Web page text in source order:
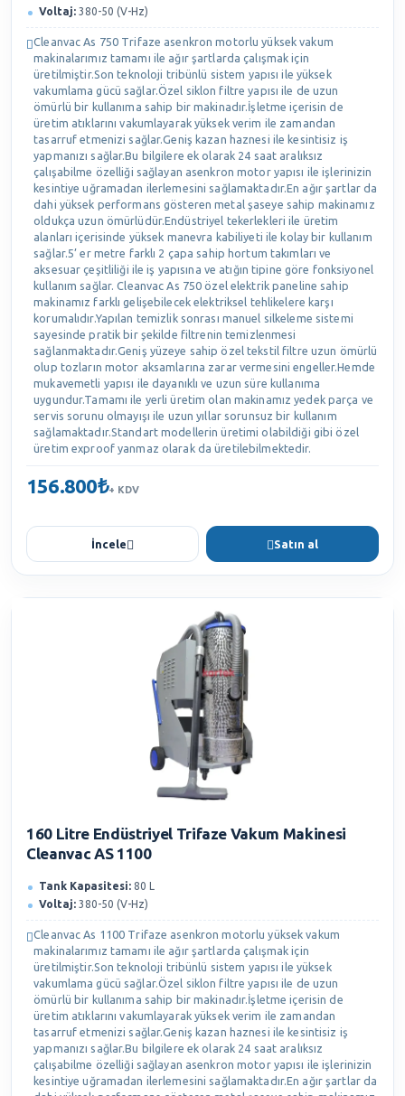
Voltaj: 380-50 (V-Hz)
Cleanvac As 750 Trifaze asenkron motorlu yüksek vakum
makinalarımız tamamı ile ağır şartlarda çalışmak için
üretilmiştir.Son teknoloji tribünlü sistem yapısı ile yüksek
vakumlama gücü sağlar.Özel siklon filtre yapısı ile de uzun
ömürlü bir kullanıma sahip bir makinadır.İşletme içerisin de
üretim atıklarını vakumlayarak yüksek verim ile zamandan
tasarruf etmenizi sağlar.Geniş kazan haznesi ile kesintisiz iş
yapmanızı sağlar.Bu bilgilere ek olarak 24 saat aralıksız
çalışabilme özelliği sağlayan asenkron motor yapısı ile işlerinizin
kesintiye uğramadan ilerlemesini sağlamaktadır.En ağır şartlar da
dahi yüksek performans gösteren metal şaseye sahip makinamız
oldukça uzun ömürlüdür.Endüstriyel tekerlekleri ile üretim
alanları içerisinde yüksek manevra kabiliyeti ile kolay bir kullanım
sağlar.5’ er metre farklı 2 çapa sahip hortum takımları ve
aksesuar çeşitliliği ile iş yapısına ve atığın tipine göre fonksiyonel
kullanım sağlar. Cleanvac As 750 özel elektrik paneline sahip
makinamız farklı gelişebilecek elektriksel tehlikelere karşı
korumalıdır.Yapılan temizlik sonrası manuel silkeleme sistemi
sayesinde pratik bir şekilde filtrenin temizlenmesi
sağlanmaktadır.Geniş yüzeye sahip özel tekstil filtre uzun ömürlü
olup tozların motor aksamlarına zarar vermesini engeller.Hemde
mukavemetli yapısı ile dayanıklı ve uzun süre kullanıma
uygundur.Tamamı ile yerli üretim olan makinamız yedek parça ve
servis sorunu olmayışı ile uzun yıllar sorunsuz bir kullanım
sağlamaktadır.Standart modellerin üretimi olabildiği gibi özel
üretim exproof yanmaz olarak da üretilebilmektedir.
156.800₺+ KDV
İncele Satın al
160 Litre Endüstriyel Trifaze Vakum Makinesi
Cleanvac AS 1100
Tank Kapasitesi: 80 L
Voltaj: 380-50 (V-Hz)
Cleanvac As 1100 Trifaze asenkron motorlu yüksek vakum
makinalarımız tamamı ile ağır şartlarda çalışmak için
üretilmiştir.Son teknoloji tribünlü sistem yapısı ile yüksek
vakumlama gücü sağlar.Özel siklon filtre yapısı ile de uzun
ömürlü bir kullanıma sahip bir makinadır.İşletme içerisin de
üretim atıklarını vakumlayarak yüksek verim ile zamandan
tasarruf etmenizi sağlar.Geniş kazan haznesi ile kesintisiz iş
yapmanızı sağlar.Bu bilgilere ek olarak 24 saat aralıksız
çalışabilme özelliği sağlayan asenkron motor yapısı ile işlerinizin
kesintiye uğramadan ilerlemesini sağlamaktadır.En ağır şartlar da